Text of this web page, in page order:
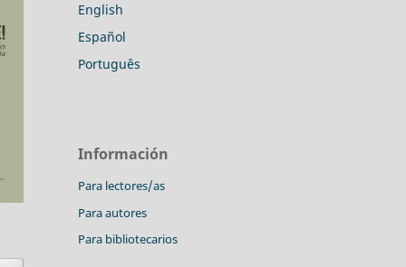
English
Español
Português
Información
Para lectores/as
Para autores
Para bibliotecarios